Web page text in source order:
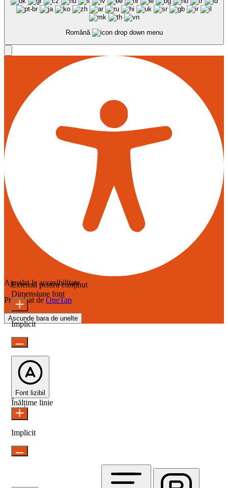
Română
Ajustări la accesibilitate
Propulsat de OneTap
Ascunde bara de unelte
Extensii pentru conținut
Dimensiune font
Implicit
Font lizibil
Înălțime linie
Implicit